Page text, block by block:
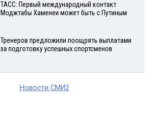
ТАСС: Первый международный контакт
Моджтабы Хаменеи может быть с Путиным
Тренеров предложили поощрять выплатами
за подготовку успешных спортсменов
Новости СМИ2